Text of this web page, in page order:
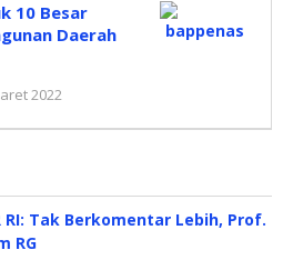
10 Besar
Daerah
2022
RI: Tak Berkomentar Lebih, Prof.
RG